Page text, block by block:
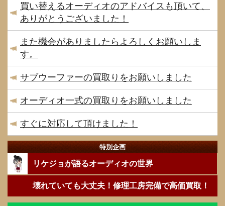
買い替えるオーディオのアドバイスも頂いて、
ありがとうございました！
また機会がありましたらよろしくお願いしま
す。
サブウーファーの買取りをお願いしました
オーディオ一式の買取りをお願いしました
すぐに対応して頂けました！
特別企画
リケジョが語るオーディオの世界
壊れていても大丈夫！修理工房完備で高価買取！